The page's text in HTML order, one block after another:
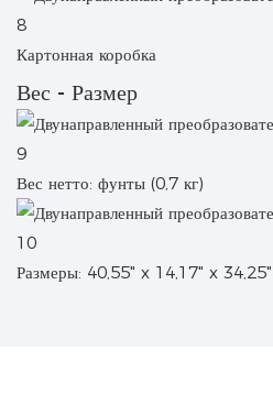
Картонная коробка
Вес - Размер
Вес нетто: фунты (0,7 кг)
Размеры: 40,55" x 14,17" x